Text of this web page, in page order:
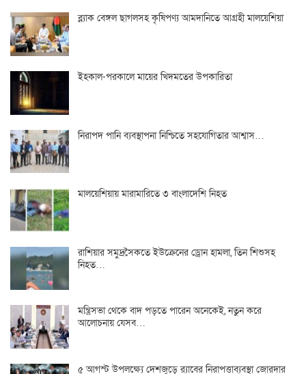
ব্ল্যাক বেঙ্গল ছাগলসহ কৃষিপণ্য আমদানিতে আগ্রহী মালয়েশিয়া
ইহকাল-পরকালে মায়ের খিদমতের উপকারিতা
নিরাপদ পানি ব্যবস্থাপনা নিশ্চিতে সহযোগিতার আশ্বাস…
মালয়েশিয়ায় মারামারিতে ৩ বাংলাদেশি নিহত
রাশিয়ার সমুদ্রসৈকতে ইউক্রেনের ড্রোন হামলা, তিন শিশুসহ
নিহত…
মন্ত্রিসভা থেকে বাদ পড়তে পারেন অনেকেই, নতুন করে
আলোচনায় যেসব…
৫ আগস্ট উপলক্ষ্যে দেশজুড়ে র‌্যাবের নিরাপত্তাব্যবস্থা জোরদার